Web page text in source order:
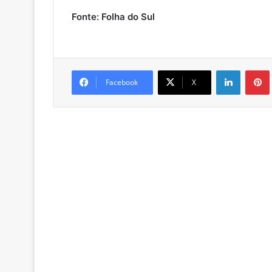
Fonte: Folha do Sul
Facebook X